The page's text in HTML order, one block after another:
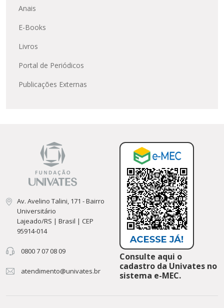
Anais
E-Books
Livros
Portal de Periódicos
Publicações Externas
Av. Avelino Talini, 171 - Bairro
Universitário
Lajeado/RS | Brasil | CEP
95914-014
0800 7 07 08 09
atendimento@univates.br
Consulte aqui o
cadastro da Univates no
sistema e-MEC.